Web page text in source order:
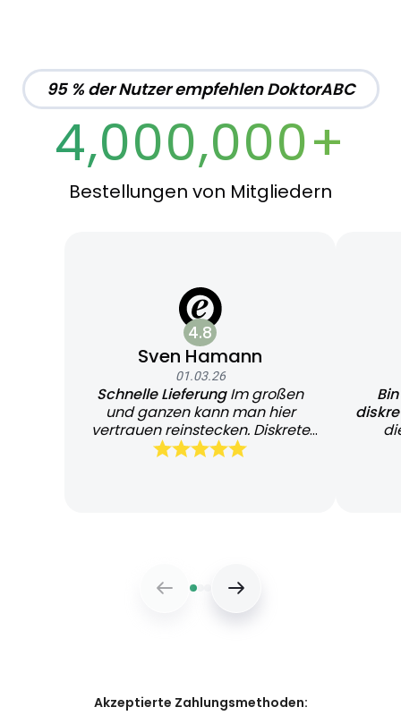
95 % der Nutzer empfehlen DoktorABC
4,000,000+
Bestellungen von Mitgliedern
4.8
Sven Hamann
01.03.26
Schnelle LieferungIm großen
und ganzen kann man hier
vertrauen reinstecken. Diskrete
und schnelle Lieferung
Akzeptierte Zahlungsmethoden: